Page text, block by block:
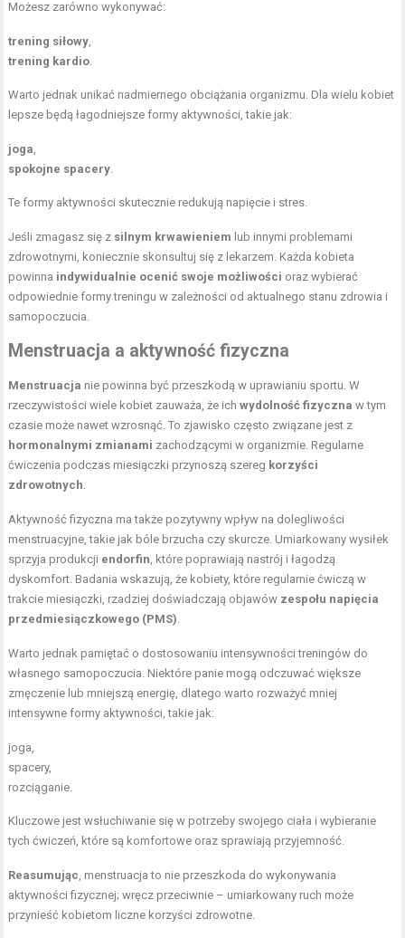
Możesz zarówno wykonywać:
trening siłowy,
trening kardio.
Warto jednak unikać nadmiernego obciążania organizmu. Dla wielu kobiet
lepsze będą łagodniejsze formy aktywności, takie jak:
joga,
spokojne spacery.
Te formy aktywności skutecznie redukują napięcie i stres.
Jeśli zmagasz się z silnym krwawieniem lub innymi problemami
zdrowotnymi, koniecznie skonsultuj się z lekarzem. Każda kobieta
powinna indywidualnie ocenić swoje możliwości oraz wybierać
odpowiednie formy treningu w zależności od aktualnego stanu zdrowia i
samopoczucia.
Menstruacja a aktywność fizyczna
Menstruacja nie powinna być przeszkodą w uprawianiu sportu. W
rzeczywistości wiele kobiet zauważa, że ichwydolność fizyczna w tym
czasie może nawet wzrosnąć. To zjawisko często związane jest z
hormonalnymi zmianami zachodzącymi w organizmie. Regularne
ćwiczenia podczas miesiączki przynoszą szereg korzyści
zdrowotnych.
Aktywność fizyczna ma także pozytywny wpływ na dolegliwości
menstruacyjne, takie jak bóle brzucha czy skurcze. Umiarkowany wysiłek
sprzyja produkcji endorfin, które poprawiają nastrój i łagodzą
dyskomfort. Badania wskazują, że kobiety, które regularnie ćwiczą w
trakcie miesiączki, rzadziej doświadczają objawów zespołu napięcia
przedmiesiączkowego (PMS).
Warto jednak pamiętać o dostosowaniu intensywności treningów do
własnego samopoczucia. Niektóre panie mogą odczuwać większe
zmęczenie lub mniejszą energię, dlatego warto rozważyć mniej
intensywne formy aktywności, takie jak:
joga,
spacery,
rozciąganie.
Kluczowe jest wsłuchiwanie się w potrzeby swojego ciała i wybieranie
tych ćwiczeń, które są komfortowe oraz sprawiają przyjemność.
Reasumując, menstruacja to nie przeszkoda do wykonywania
aktywności fizycznej; wręcz przeciwnie – umiarkowany ruch może
przynieść kobietom liczne korzyści zdrowotne.